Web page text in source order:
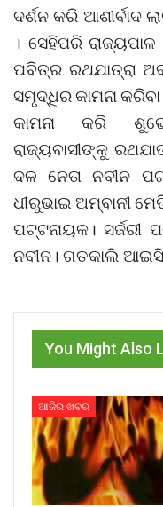
ଦର୍ଶନ କରି ଆଶୀର୍ବାଦ
। ସେହିପରି
ପବିତ୍ର ରଥଯାତ୍ରା
ସମୃଦ୍ଧିର କାମନା
କାମନା କରି
ରାଜ୍ୟବାସୀଙ୍କୁ
ଦଳ ନେତା ନବୀନ
ଧୀରୁଭାଇ ଅମ୍ବାନୀ
ପଟ୍ଟନାୟକ। ସର୍ଜରୀ
ନବୀନ। ଗତକାଲି
You Might Also
ଆଜିର ଖବର